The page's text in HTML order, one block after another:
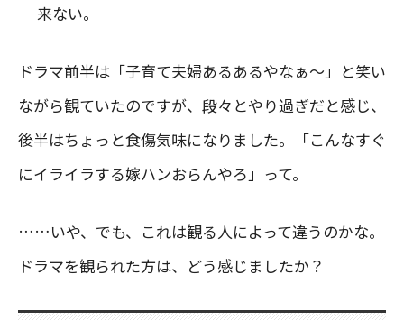
来ない。
ドラマ前半は「子育て夫婦あるあるやなぁ〜」と笑い
ながら観ていたのですが、段々とやり過ぎだと感じ、
後半はちょっと食傷気味になりました。「こんなすぐ
にイライラする嫁ハンおらんやろ」って。
……いや、でも、これは観る人によって違うのかな。
ドラマを観られた方は、どう感じましたか？